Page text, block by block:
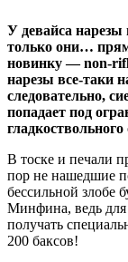
У девайса нарезы
только они…
новинку — non-
нарезы все-таки
следовательно,
попадает под
В тоске и печали
пор не нашедшие
бессильной
Минфина, ведь для
получать
200 баксов!